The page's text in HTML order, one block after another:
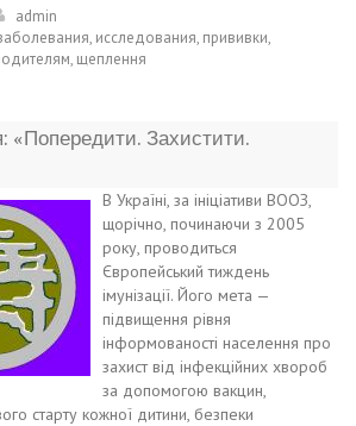
admin
, исследования, прививки,
, щеплення
«Попередити. Захистити.
В Україні, за ініціативи ВООЗ,
щорічно, починаючи з 2005
року, проводиться
Європейський тиждень
імунізації. Його мета —
підвищення рівня
інформованості населення про
захист від інфекційних хвороб
за допомогою вакцин,
старту кожної дитини, безпеки